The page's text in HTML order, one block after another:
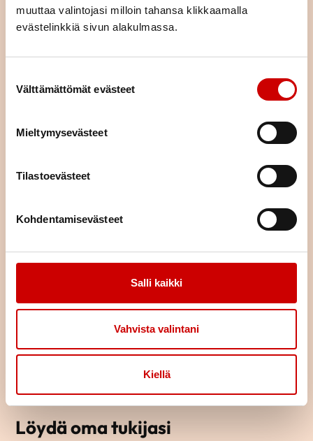
muuttaa valintojasi milloin tahansa klikkaamalla
evästelinkkiä sivun alakulmassa.
Välttämättömät evästeet
Mieltymysevästeet
Tilastoevästeet
Kohdentamisevästeet
Salli kaikki
Vahvista valintani
Kiellä
Tutustu toimintaan alueellamme
Tutustu yhdistyksemme toimintaan ja lähde mukaan
osallistumaan tai vaikka järjestämään toimintaa – ihan miten
TUTUSTU TAPAHTUMAKALENTERIIN
Löydä oma tukijasi